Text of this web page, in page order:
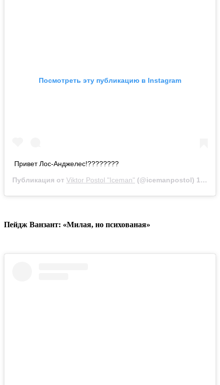
Посмотреть эту публикацию в Instagram
Привет Лос-Анджелес!????????
Публикация от Viktor Postol "Iceman" (@icemanpostol) 15 Мар 2020 в 10:03 PDT
Пейдж Ванзант: «Милая, но психованая»